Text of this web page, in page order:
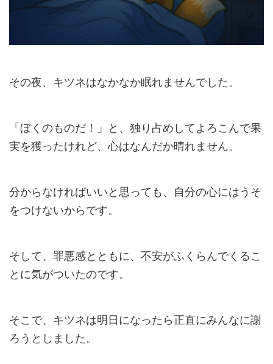
その夜、キツネはなかなか眠れませんでした。
「ぼくのものだ！」と、独り占めしてよろこんで果
実を獲ったけれど、心はなんだか晴れません。
分からなければいいと思っても、自分の心にはうそ
をつけないからです。
そして、罪悪感とともに、不安がふくらんでくるこ
とに気がついたのです。
そこで、キツネは明日になったら正直にみんなに謝
ろうとしました。